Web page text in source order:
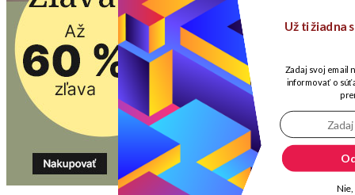
Už ti žiadna
Zadaj svoj email
informovať o